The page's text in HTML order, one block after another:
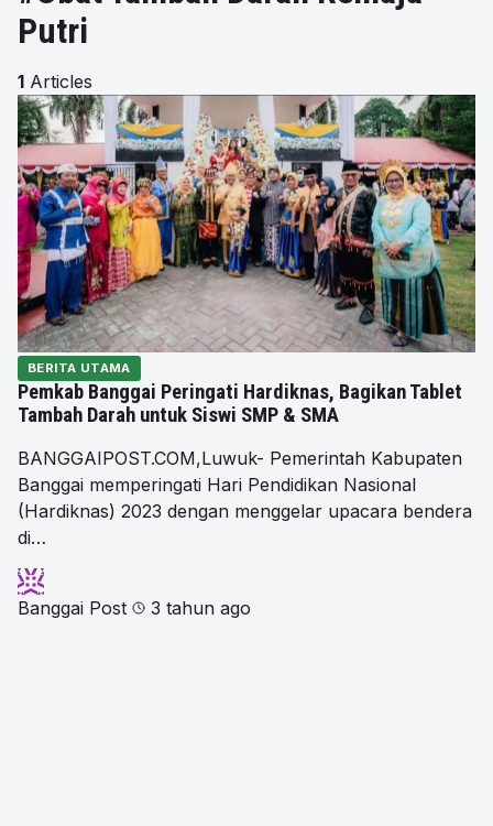
Putri
1 Articles
BERITA UTAMA
Pemkab Banggai Peringati Hardiknas, Bagikan Tablet
Tambah Darah untuk Siswi SMP & SMA
BANGGAIPOST.COM,Luwuk- Pemerintah Kabupaten
Banggai memperingati Hari Pendidikan Nasional
(Hardiknas) 2023 dengan menggelar upacara bendera
di…
Banggai Post 3 tahun ago